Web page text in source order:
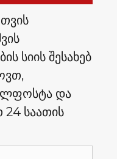
სიის შესახებ
და
24 საათის